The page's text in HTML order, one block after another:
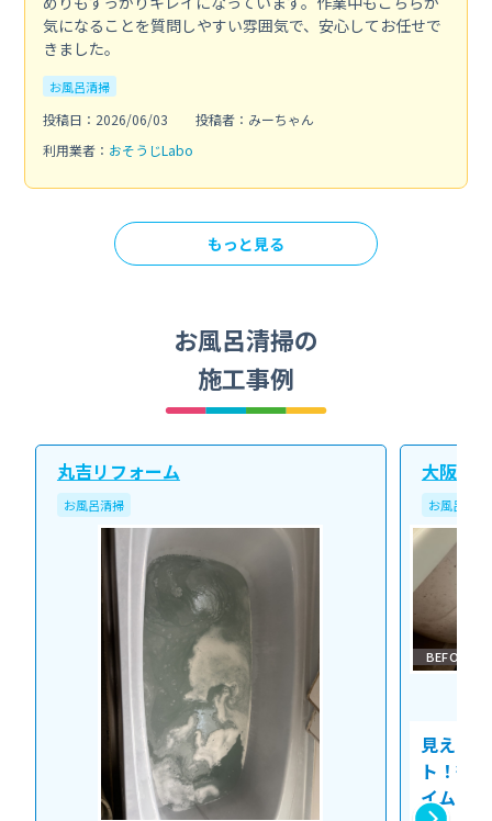
気になることを質問しやすい雰囲気で、安心してお任せで
きました。
お風呂清掃
投稿日：2026/06/03
投稿者：みーちゃん
利用業者： おそうじLabo
もっと見る
お風呂清掃の
施工事例
丸吉リフォーム
お風呂清掃
大阪北
お風呂清掃
BEFORE
見えな
ト！徹
イム